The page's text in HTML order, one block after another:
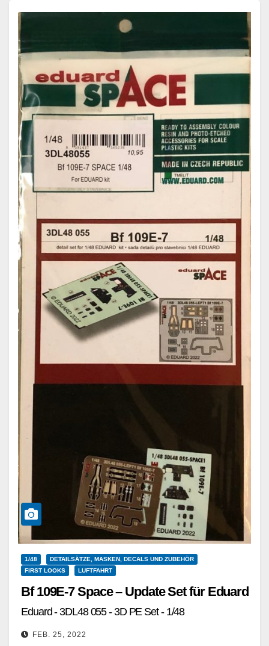
1/48
DETAILSÄTZE, MASKEN, DECALS UND ZUBEHÖR
FIRST LOOKS
LUFTFAHRT
Bf 109E-7 Space – Update Set für Eduard
Eduard - 3DL48 055 - 3D PE Set - 1/48
FEB. 25, 2022